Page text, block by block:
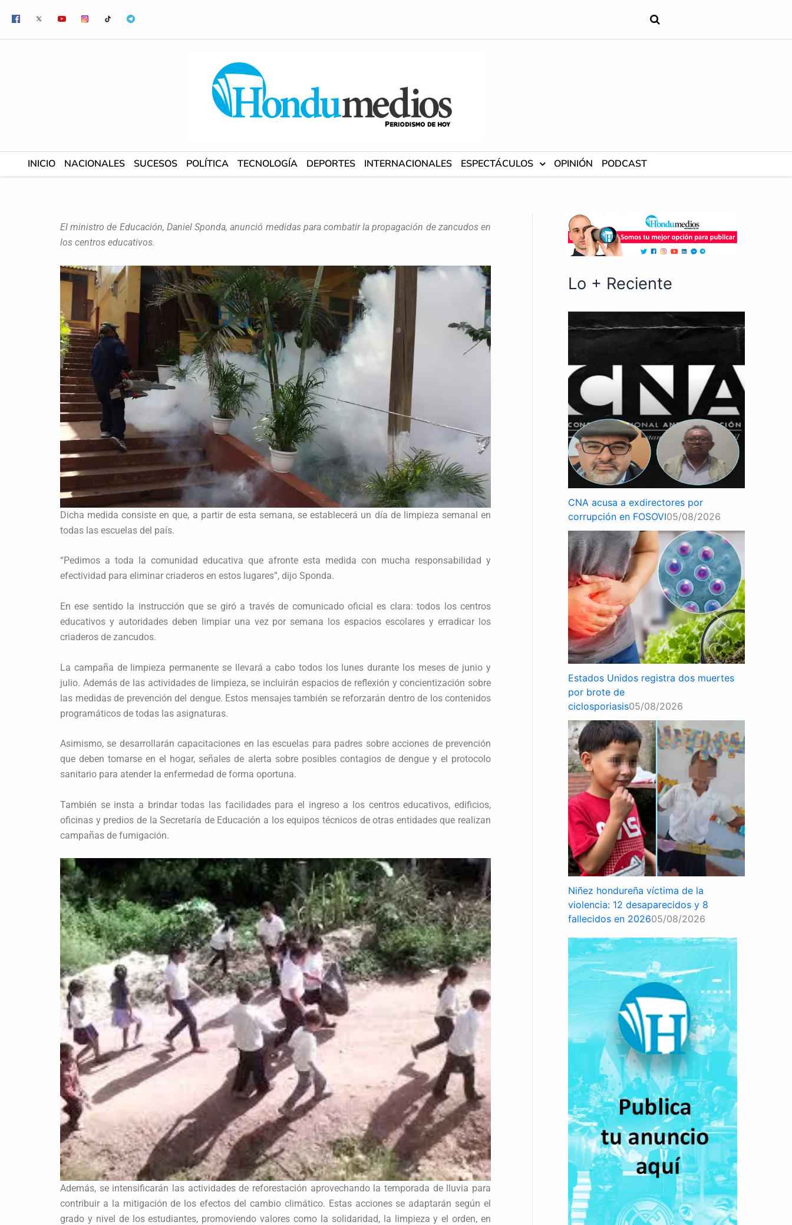
contenido
INICIO NACIONALES SUCESOS POLÍTICA TECNOLOGÍA DEPORTES INTERNACIONALES ESPECTÁCULOS OPINIÓN PODCAST
El ministro de Educación, Daniel Sponda, anunció medidas para combatir la propagación de zancudos en
los centros educativos.
Dicha medida consiste en que, a partir de esta semana, se establecerá un día de limpieza semanal en
todas las escuelas del país.
“Pedimos a toda la comunidad educativa que afronte esta medida con mucha responsabilidad y
efectividad para eliminar criaderos en estos lugares”, dijo Sponda.
En ese sentido la instrucción que se giró a través de comunicado oficial es clara: todos los centros
educativos y autoridades deben limpiar una vez por semana los espacios escolares y erradicar los
criaderos de zancudos.
La campaña de limpieza permanente se llevará a cabo todos los lunes durante los meses de junio y
julio. Además de las actividades de limpieza, se incluirán espacios de reflexión y concientización sobre
las medidas de prevención del dengue. Estos mensajes también se reforzarán dentro de los contenidos
programáticos de todas las asignaturas.
Asimismo, se desarrollarán capacitaciones en las escuelas para padres sobre acciones de prevención
que deben tomarse en el hogar, señales de alerta sobre posibles contagios de dengue y el protocolo
sanitario para atender la enfermedad de forma oportuna.
También se insta a brindar todas las facilidades para el ingreso a los centros educativos, edificios,
oficinas y predios de la Secretaría de Educación a los equipos técnicos de otras entidades que realizan
campañas de fumigación.
Además, se intensificarán las actividades de reforestación aprovechando la temporada de lluvia para
contribuir a la mitigación de los efectos del cambio climático. Estas acciones se adaptarán según el
grado y nivel de los estudiantes, promoviendo valores como la solidaridad, la limpieza y el orden, en
Lo + Reciente
CNA acusa a exdirectores por
corrupción en FOSOVI05/08/2026
Estados Unidos registra dos muertes
por brote de
ciclosporiasis05/08/2026
Niñez hondureña víctima de la
violencia: 12 desaparecidos y 8
fallecidos en 202605/08/2026